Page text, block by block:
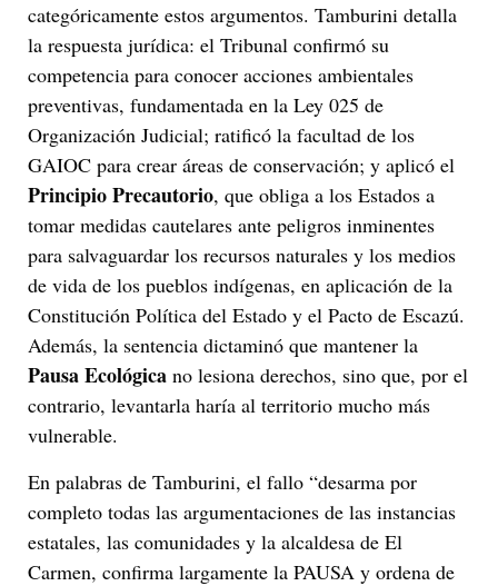
categóricamente estos argumentos. Tamburini detalla
la respuesta jurídica: el Tribunal confirmó su
competencia para conocer acciones ambientales
preventivas, fundamentada en la Ley 025 de
Organización Judicial; ratificó la facultad de los
GAIOC para crear áreas de conservación; y aplicó el
Principio Precautorio, que obliga a los Estados a
tomar medidas cautelares ante peligros inminentes
para salvaguardar los recursos naturales y los medios
de vida de los pueblos indígenas, en aplicación de la
Constitución Política del Estado y el Pacto de Escazú.
Además, la sentencia dictaminó que mantener la
Pausa Ecológica no lesiona derechos, sino que, por el
contrario, levantarla haría al territorio mucho más
vulnerable.
En palabras de Tamburini, el fallo “desarma por
completo todas las argumentaciones de las instancias
estatales, las comunidades y la alcaldesa de El
Carmen, confirma largamente la PAUSA y ordena de